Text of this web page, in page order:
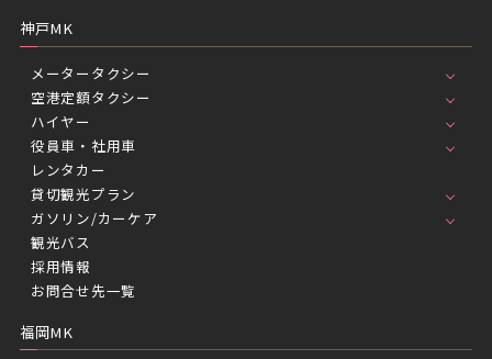
神戸MK
メータータクシー
空港定額タクシー
ハイヤー
役員車・社用車
レンタカー
貸切観光プラン
ガソリン/カーケア
観光バス
採用情報
お問合せ先一覧
福岡MK